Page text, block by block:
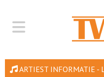
ARTIEST INFORMATIE -